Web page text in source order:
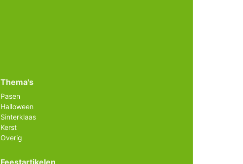
Thema's
Pasen
Halloween
Sinterklaas
Kerst
Overig
Feestartikelen